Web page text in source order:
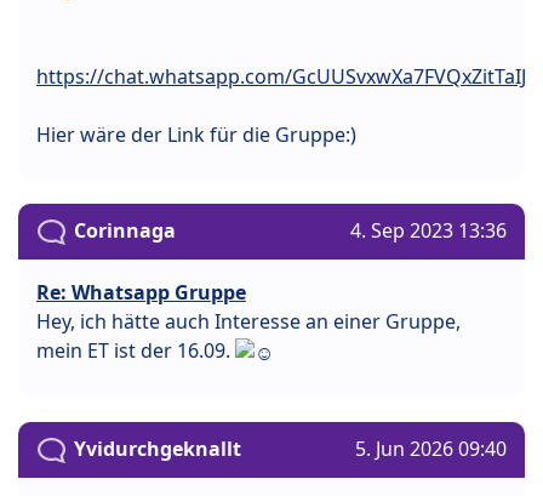
https://chat.whatsapp.com/GcUUSvxwXa7FVQxZitTaIJ
Hier wäre der Link für die Gruppe:)
Corinnaga 4. Sep 2023 13:36
Re: Whatsapp Gruppe
Hey, ich hätte auch Interesse an einer Gruppe,
mein ET ist der 16.09.
Yvidurchgeknallt 5. Jun 2026 09:40